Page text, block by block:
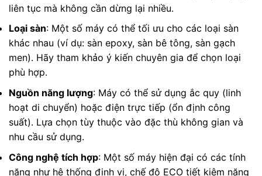
liên tục mà không cần dừng lại nhiều.
Loại sàn: Một số máy có thể tối ưu cho các loại sàn
khác nhau (ví dụ: sàn epoxy, sàn bê tông, sàn gạch
men). Hãy tham khảo ý kiến chuyên gia để chọn loại
phù hợp.
Nguồn năng lượng: Máy có thể sử dụng ắc quy (linh
hoạt di chuyển) hoặc điện trực tiếp (ổn định công
suất). Lựa chọn tùy thuộc vào đặc thù không gian và
nhu cầu sử dụng.
Công nghệ tích hợp: Một số máy hiện đại có các tính
năng như hệ thống định vị, chế độ ECO tiết kiệm năng